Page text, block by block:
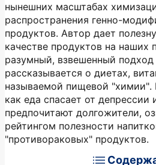
нынешних масштабах
распространения генно-
продуктов. Автор дает
качестве продуктов на наших
разумный, взвешенный
рассказывается о диетах,
называемой пищевой "химии".
как еда спасает от депрессии
предпочитают долгожители,
рейтингом полезности
"противораковых" продуктов.